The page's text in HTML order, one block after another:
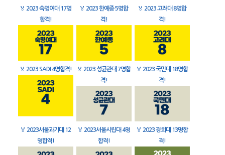
🏅 2023 숙명여대 17명
합격!
🏅 2023 한예종 5명합
격!
🏅 2023 고려대 8명합
격!
🏅 2023 SADI 4명합격! 🏅 2023 성균관대 7명합
격!
🏅 2023 국민대 18명합
격!
🏅 2023서울과기대 12
명합격!
🏅 2023서울시립대 4명
합격!
🏅 2023 경희대 13명합
격!